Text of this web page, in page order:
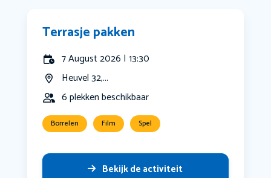
Terrasje pakken
7 August 2026 | 13:30
Heuvel 32,...
6 plekken beschikbaar
Borrelen Film Spel
Bekijk de activiteit